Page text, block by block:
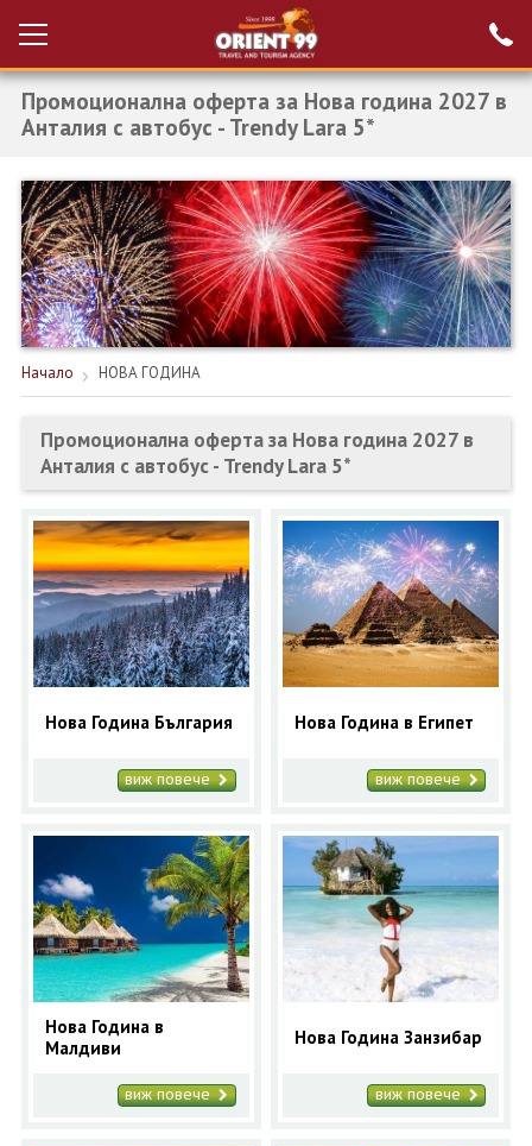
Вход за агенти
Проверка на
резервация
НОВА ГОДИНА ТУРЦИЯ
НОВА ГОДИНА
ПОЧИВКИ
КРУИЗИ
ЕКСКУРЗИИ
ОЩЕ
ЗА НАС
КОНТАКТИ
ФИРМЕНИ ДОКУМЕНТИ
0700 144 34 Запитване
Промоционална оферта за Нова година 2027 в
Анталия с автобус - Trendy Lara 5*
Начало НОВА ГОДИНА
Промоционална оферта за Нова година 2027 в
Анталия с автобус - Trendy Lara 5*
Нова Година България
виж повече
Нова Година в Египет
виж повече
Нова Година в
Малдиви
виж повече
Нова Година Занзибар
виж повече